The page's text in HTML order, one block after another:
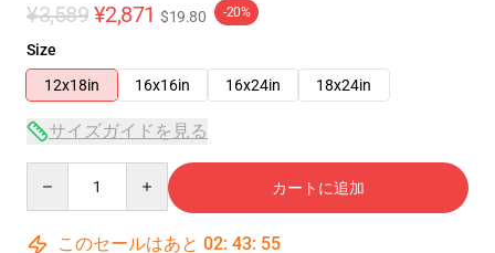
¥3,589 ¥2,871 $19.80 -20%
Size
12x18in
16x16in 16x24in 18x24in
サイズガイドを見る
カートに追加
このセールはあと 02: 43: 54